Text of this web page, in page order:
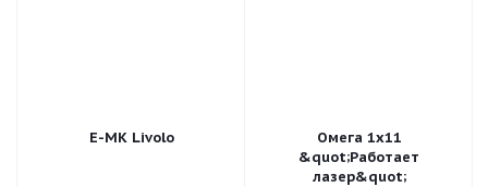
E-MK Livolo
Омега 1х11
&quot;Работает
лазер&quot;